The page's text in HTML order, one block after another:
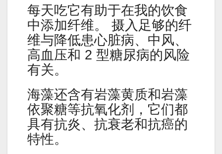
每天吃它有助于在我的饮食
中添加纤维。 摄入足够的纤
维与降低患心脏病、中风、
高血压和 2 型糖尿病的风险
有关。
海藻还含有岩藻黄质和岩藻
依聚糖等抗氧化剂，它们都
具有抗炎、抗衰老和抗癌的
特性。